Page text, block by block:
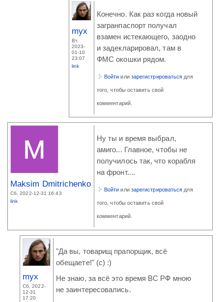
myx
Вт,
2023-
01-10
23:07
link
Конечно. Как раз когда новый
загранпаспорт получал
взамен истекающего, заодно
и задекларировал, там в
ФМС окошки рядом.
Войти или зарегистрироваться для
того, чтобы оставить свой
комментарий.
Maksim Dmitrichenko
Сб, 2022-12-31 16:43
link
Ну ты и время выбрал,
амиго... Главное, чтобы не
получилось так, что корабля
на фронт....
Войти или зарегистрироваться для
того, чтобы оставить свой
комментарий.
myx
Сб, 2022-
12-31
17:20
"Да вы, товарищ прапорщик, всё
обещаете!" (с) :)
Не знаю, за всё это время ВС РФ мною
не заинтересовались.